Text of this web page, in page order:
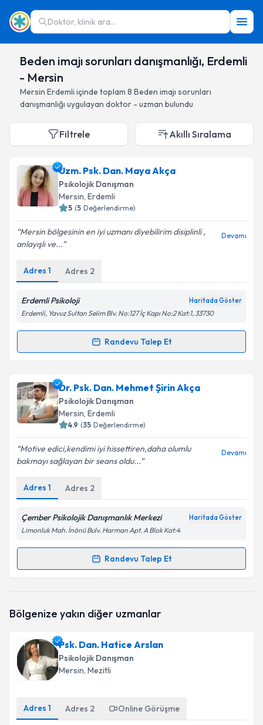
Doktor, klinik ara...
Beden imajı sorunları danışmanlığı, Erdemli
- Mersin
Mersin Erdemli içinde toplam 8 Beden imajı sorunları
danışmanlığı uygulayan doktor - uzman bulundu
Filtrele Akıllı Sıralama
Uzm. Psk. Dan. Maya Akça
Psikolojik Danışman
Mersin, Erdemli
5 (5 Değerlendirme)
Mersin bölgesinin en iyi uzmanı diyebilirim disiplinli ,
anlayışlı ve...
Devamı
Adres 1 Adres 2
Erdemli Psikoloji Haritada Göster
Erdemli, Yavuz Sultan Selim Blv. No:127 İç Kapı No:2 Kat:1, 33730
Randevu Talep Et
Randevu Takvimi Talebi
Uzm. Psk. Dan. Maya Akçaiçin randevu takvimi
talebi oluşturun. Size bu uzmandan randevu almanız
için bir takvim hazırlandığında e-posta ile
bilgilendireceğiz.
E-posta Adresiniz
Kişisel verilerimin işlenmesine ilişkinAydınlatma
Metni'ni okudum ve kişisel verilerimin belirtilen
kapsamda işlenmesini kabul ediyorum.
Takvim Talebini Gönder
Dr. Psk. Dan. Mehmet Şirin Akça
Psikolojik Danışman
Mersin, Erdemli
4.9 (35 Değerlendirme)
Motive edici,kendimi iyi hissettiren,daha olumlu
bakmayı sağlayan bir seans oldu...
Devamı
Adres 1 Adres 2
Çember Psikolojik Danışmanlık Merkezi Haritada Göster
Limonluk Mah. İnönü Bulv. Harman Apt. A Blok Kat:4
Randevu Talep Et
Randevu Takvimi Talebi
takvimi talebi oluşturun. Size bu uzmandan randevu
bilgilendireceğiz.
E-posta Adresiniz
Kişisel verilerimin işlenmesine ilişkinAydınlatma
Bölgenize yakın diğer uzmanlar
Psk. Dan. Hatice Arslan
Psikolojik Danışman
Mersin, Mezitli
Adres 1 Adres 2 Online Görüşme